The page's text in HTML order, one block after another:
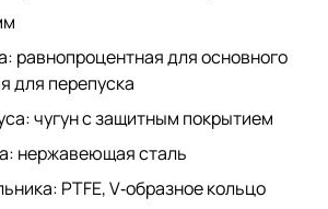
равнопроцентная для основного
для перепуска
чугун с защитным покрытием
нержавеющая сталь
PTFE, V‑образное кольцо